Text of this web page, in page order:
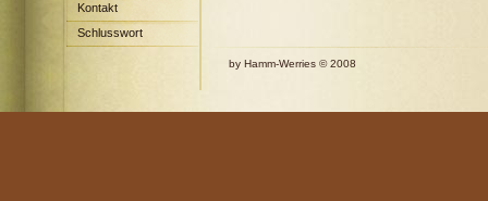
Kontakt
Schlusswort
by Hamm-Werries © 2008